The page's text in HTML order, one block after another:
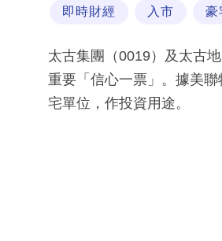
即時財經 入市 豪
太古集團（0019）及太古
重要「信心一票」。據美
宅單位，作投資用途。